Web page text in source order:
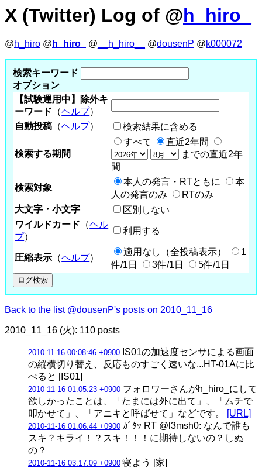
X (Twitter) Log of @h_hiro_
@h_hiro @ h_hiro_ @ __h_hiro__ @dousenP @k000072
検索キーワード
オプション
【試験運用中】除外キ
ーワード （ヘルプ）
自動投稿 （ヘルプ） 検索結果に含める
検索する期間
すべて
直近2年間
までの直近2年
間
検索対象
本人の発言・RTともに
本
人の発言のみ
RTのみ
大文字・小文字
区別しない
ワイルドカード （ヘル
プ）
利用する
圧縮表示 （ヘルプ）
適用なし（全投稿表示）
1
件/1日
3件/1日 5件/1日
Back to the list @dousenP's posts on 2010_11_16
2010_11_16 (火): 110 posts
2010-11-16 00:08:46 +0900 IS01の加速度センサによる画面
の縦横切り替え、反応ものすごく速いな...HT-01Aに比
べると [IS01]
2010-11-16 01:05:23 +0900 フォロワーさんがh_hiro_にして
欲しかったことは、「たまには外に出て」、「ムチで
叩かせて」、「アニキと呼ばせて」などです。
[URL]
2010-11-16 01:06:44 +0900 ｶﾞﾀｯ RT @l3msh0: なんで誰も
スキ？キライ！？スキ！！！に期待しないの？しぬ
の？
2010-11-16 03:17:09 +0900 寝よう [家]